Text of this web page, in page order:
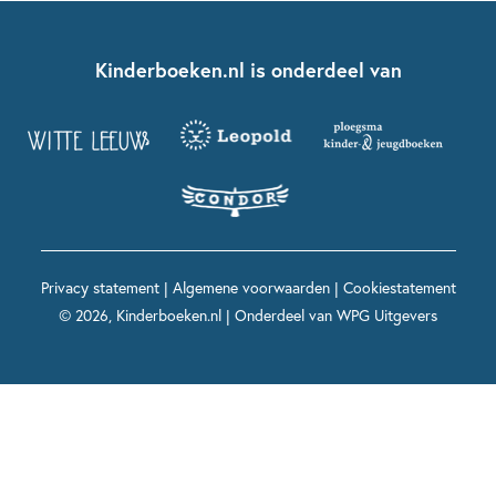
Kinderboeken diversiteit
Grappige kinderboeken
Spannende kinderboeken
Boekentips 12+ jaar
Voor volwassenen
Spekkie en Sproet
Maxi & Helium
Voor het onderwijs
Kinderboeken.nl is onderdeel van
Privacy statement| Algemene voorwaarden| Cookiestatement
© 2026, Kinderboeken.nl | Onderdeel van WPG Uitgevers